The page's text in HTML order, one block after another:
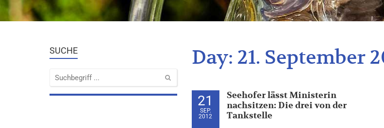
SUCHE Day: 21. September
21
SEP.
2012
Seehofer lässt Ministerin
nachsitzen: Die drei von der
Tankstelle